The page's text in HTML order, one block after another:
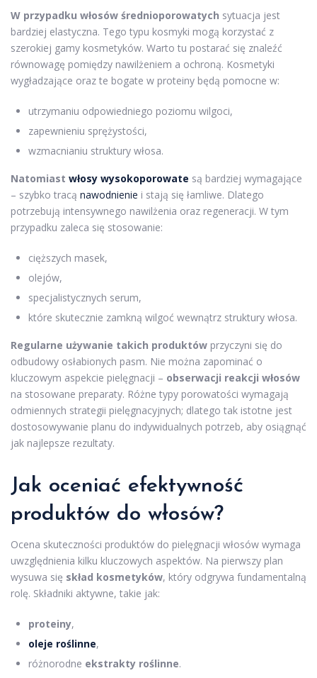
W przypadku włosów średnioporowatych sytuacja jest
bardziej elastyczna. Tego typu kosmyki mogą korzystać z
szerokiej gamy kosmetyków. Warto tu postarać się znaleźć
równowagę pomiędzy nawilżeniem a ochroną. Kosmetyki
wygładzające oraz te bogate w proteiny będą pomocne w:
utrzymaniu odpowiedniego poziomu wilgoci,
zapewnieniu sprężystości,
wzmacnianiu struktury włosa.
Natomiast włosy wysokoporowate są bardziej wymagające
– szybko tracą nawodnienie i stają się łamliwe. Dlatego
potrzebują intensywnego nawilżenia oraz regeneracji. W tym
przypadku zaleca się stosowanie:
cięższych masek,
olejów,
specjalistycznych serum,
które skutecznie zamkną wilgoć wewnątrz struktury włosa.
Regularne używanie takich produktów przyczyni się do
odbudowy osłabionych pasm. Nie można zapominać o
kluczowym aspekcie pielęgnacji – obserwacji reakcji włosów
na stosowane preparaty. Różne typy porowatości wymagają
odmiennych strategii pielęgnacyjnych; dlatego tak istotne jest
dostosowywanie planu do indywidualnych potrzeb, aby osiągnąć
jak najlepsze rezultaty.
Jak oceniać efektywność
produktów do włosów?
Ocena skuteczności produktów do pielęgnacji włosów wymaga
uwzględnienia kilku kluczowych aspektów. Na pierwszy plan
wysuwa się skład kosmetyków, który odgrywa fundamentalną
rolę. Składniki aktywne, takie jak:
proteiny,
oleje roślinne,
różnorodne ekstrakty roślinne.